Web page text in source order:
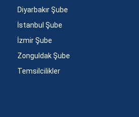
Diyarbakır Şube
İstanbul Şube
İzmir Şube
Zonguldak Şube
Temsilcilikler